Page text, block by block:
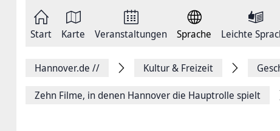
springen
Start Karte Veranstaltungen Sprache Leichte
FacebookHannover.de // Kultur & Freizeit
Zehn Filme, in denen Hannover die Hauptrolle spielt